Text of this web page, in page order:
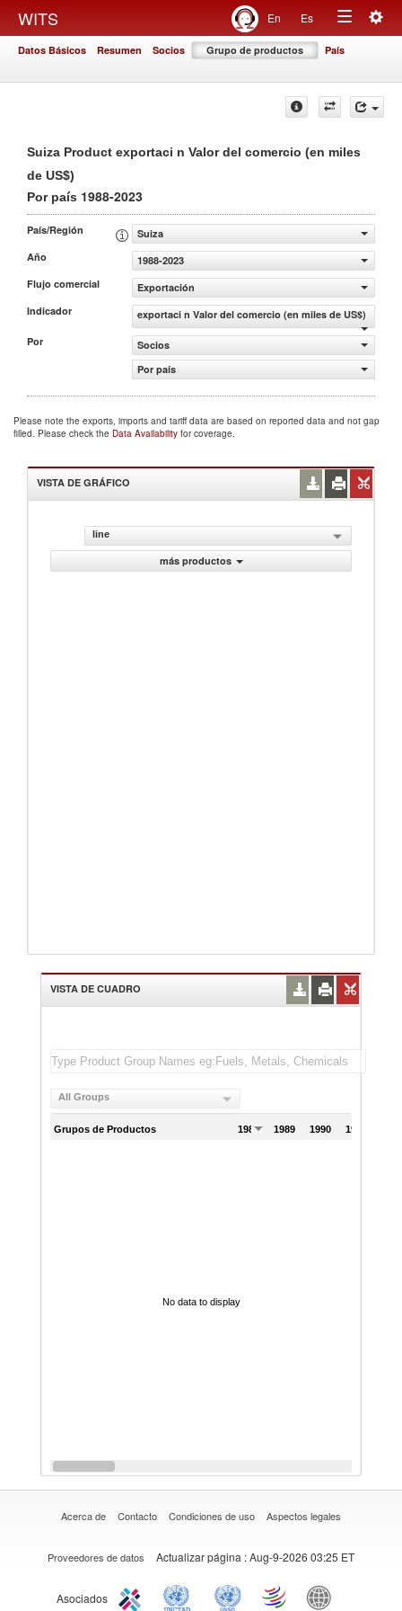
WITS En Es
Toggle
Datos Básicos Resumen Socios Grupo de productos País
Suiza Product exportaci n Valor del comercio (en miles
de US$)
Por país 1988-2023
País/Región
Suiza
Año
1988-2023
Flujo comercial
Exportación
Indicador
exportaci n Valor del comercio (en miles de US$)
Por
Socios
Por país
Please note the exports, imports and tariff data are based on reported data and not gap
filled. Please check the Data Availability for coverage.
VISTA DE GRÁFICO
line
más productos
VISTA DE CUADRO
All Groups
Grupos de Productos 1988 1989 1990 1991
No data to display
Acerca de Contacto Condiciones de uso Aspectos legales
Proveedores de datos Actualizar página : Aug-9-2026 03:25 ET
Asociados